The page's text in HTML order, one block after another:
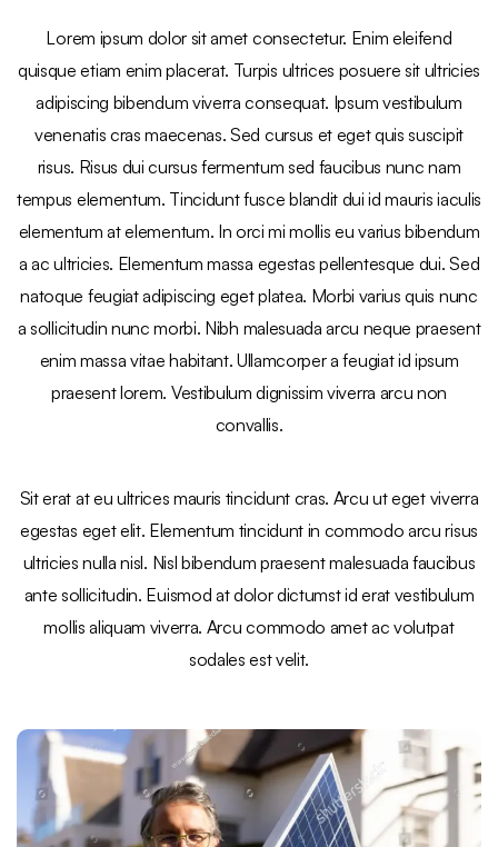
Lorem ipsum dolor sit amet consectetur. Enim eleifend
quisque etiam enim placerat. Turpis ultrices posuere sit ultricies
adipiscing bibendum viverra consequat. Ipsum vestibulum
venenatis cras maecenas. Sed cursus et eget quis suscipit
risus. Risus dui cursus fermentum sed faucibus nunc nam
tempus elementum. Tincidunt fusce blandit dui id mauris iaculis
elementum at elementum. In orci mi mollis eu varius bibendum
a ac ultricies. Elementum massa egestas pellentesque dui. Sed
natoque feugiat adipiscing eget platea. Morbi varius quis nunc
a sollicitudin nunc morbi. Nibh malesuada arcu neque praesent
enim massa vitae habitant. Ullamcorper a feugiat id ipsum
praesent lorem. Vestibulum dignissim viverra arcu non
convallis.
Sit erat at eu ultrices mauris tincidunt cras. Arcu ut eget viverra
egestas eget elit. Elementum tincidunt in commodo arcu risus
ultricies nulla nisl. Nisl bibendum praesent malesuada faucibus
ante sollicitudin. Euismod at dolor dictumst id erat vestibulum
mollis aliquam viverra. Arcu commodo amet ac volutpat
sodales est velit.